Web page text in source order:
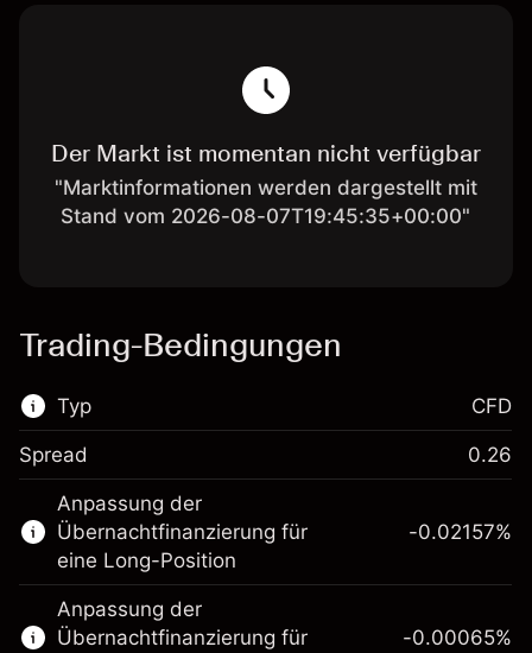
Der Markt ist momentan nicht verfügbar
"Marktinformationen werden dargestellt mit
Stand vom 2026-08-07T19:45:35+00:00"
Trading-Bedingungen
Typ
Dieser Finanzmarkt steht für das CFD-
Trading zur Verfügung.
Erfahren Sie mehr über:
CFDs
CFD
Spread 0.26
Anpassung der
Übernachtfinanzierung für
eine Long-Position
-0.02157%
Anpassung der
Übernachtfinanzierung für
-0.00065%